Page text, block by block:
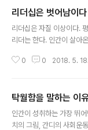
리더십은 벗어남이다
리더십은 자질 이상이다.
리더는 한다. 인간이 살아
노력에 빚을 지고 있다. 리
가의 전쟁으로 시작해서
명의 유럽인이 무대 중앙
체를 이해하기 어려운 전
0 0 2018. 5. 18.
탁월함을 말하는 이
인간이 성취하는 가장 뛰
치의 그림, 간디의 사회운